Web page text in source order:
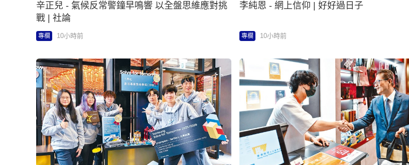
辛正兒 - 氣候反常警鐘早鳴響 以全盤思維應對挑
戰 | 社論
專欄 10小時前
李純恩 - 網上信仰 | 好好過日子
專欄 10小時前